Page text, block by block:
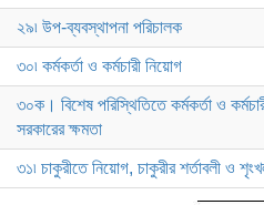
২৯৷ উপ-ব্যবস্থাপনা পরিচালক
৩০৷ কর্মকর্তা ও কর্মচারী নিয়োগ
৩০ক। বিশেষ পরিস্থিতিতে কর্মকর্তা ও
সরকারের ক্ষমতা
৩১৷ চাকুরীতে নিয়োগ, চাকুরীর শর্তাবলী ও